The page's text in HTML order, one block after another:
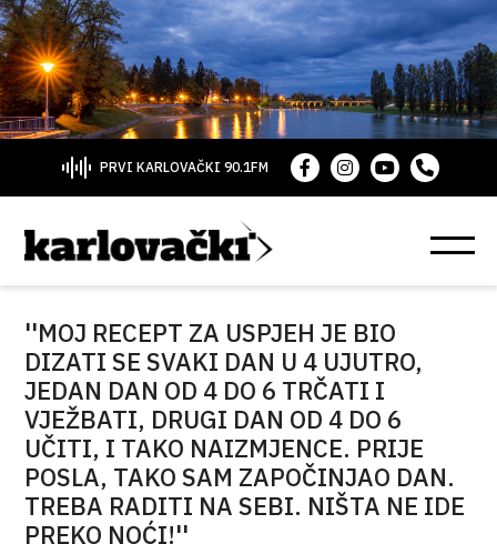
PRVI KARLOVAČKI 90.1FM
''MOJ RECEPT ZA USPJEH JE BIO
DIZATI SE SVAKI DAN U 4 UJUTRO,
JEDAN DAN OD 4 DO 6 TRČATI I
VJEŽBATI, DRUGI DAN OD 4 DO 6
UČITI, I TAKO NAIZMJENCE. PRIJE
POSLA, TAKO SAM ZAPOČINJAO DAN.
TREBA RADITI NA SEBI. NIŠTA NE IDE
PREKO NOĆI!''